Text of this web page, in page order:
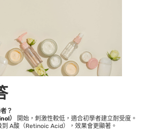
？
）
開始，刺激性較低，適合初學者建立耐受度。
A酸（Retinoic Acid），效果會更顯著。